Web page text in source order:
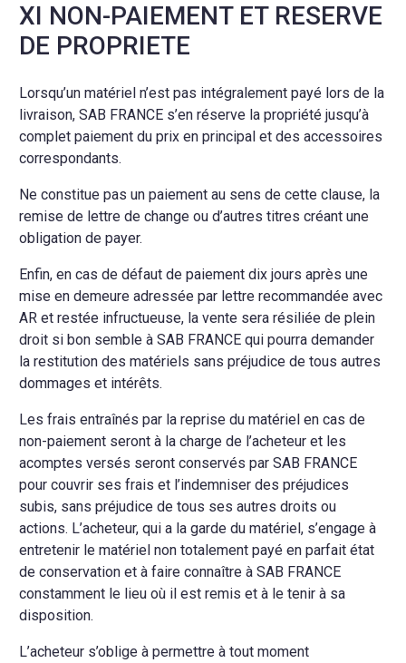
XI NON-PAIEMENT ET RESERVE
DE PROPRIETE
Lorsqu’un matériel n’est pas intégralement payé lors de la
livraison, SAB FRANCE s’en réserve la propriété jusqu’à
complet paiement du prix en principal et des accessoires
correspondants.
Ne constitue pas un paiement au sens de cette clause, la
remise de lettre de change ou d’autres titres créant une
obligation de payer.
Enfin, en cas de défaut de paiement dix jours après une
mise en demeure adressée par lettre recommandée avec
AR et restée infructueuse, la vente sera résiliée de plein
droit si bon semble à SAB FRANCE qui pourra demander
la restitution des matériels sans préjudice de tous autres
dommages et intérêts.
Les frais entraînés par la reprise du matériel en cas de
non-paiement seront à la charge de l’acheteur et les
acomptes versés seront conservés par SAB FRANCE
pour couvrir ses frais et l’indemniser des préjudices
subis, sans préjudice de tous ses autres droits ou
actions. L’acheteur, qui a la garde du matériel, s’engage à
entretenir le matériel non totalement payé en parfait état
de conservation et à faire connaître à SAB FRANCE
constamment le lieu où il est remis et à le tenir à sa
disposition.
L’acheteur s’oblige à permettre à tout moment